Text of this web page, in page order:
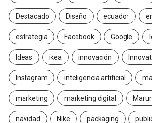
Destacado Diseño ecuador
estrategia Facebook Google
Ideas ikea innovación
Instagram inteligencia artificial
marketing marketing digital
navidad Nike packaging